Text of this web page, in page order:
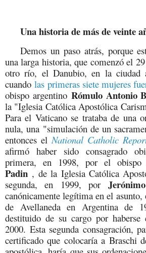
Una historia de más de veinte
Demos un paso atrás, porque
una larga historia, que comenzó el
otro río, el Danubio, en la ciudad
cuandolas primeras siete mujeres
obispo argentino Rómulo Antonio
la "Iglesia Católica Apostólica
Para el Vaticano se trataba de una
nula, una "simulación de un
entonces elNational Catholic
afirmó haber sido consagrado
primera, en 1998, por el obispo
Padin , de la Iglesia Católica
segunda, en 1999, por
canónicamente legítima en el asunto,
de Avellaneda en Argentina de
destituido de su cargo por
2000. Esta segunda consagración,
certificado que colocaría a Braschi